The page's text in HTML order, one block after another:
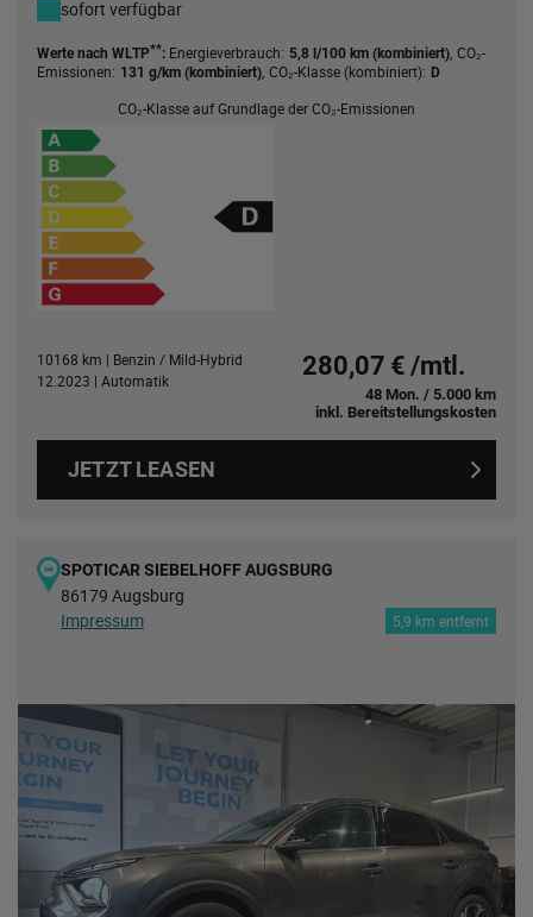
sofort verfügbar
Werte nach WLTP**: Energieverbrauch: 5,8 l/100 km (kombiniert) CO₂-
Emissionen: 131 g/km (kombiniert) CO₂-Klasse (kombiniert): D
CO₂-Klasse auf Grundlage der CO₂-Emissionen
10168 km | Benzin / Mild-Hybrid
12.2023 | Automatik
280,07 € /mtl.
48 Mon. / 5.000 km
inkl. Bereitstellungskosten
JETZT LEASEN
SPOTICAR SIEBELHOFF AUGSBURG
86179 Augsburg
Impressum
5,9 km entfernt